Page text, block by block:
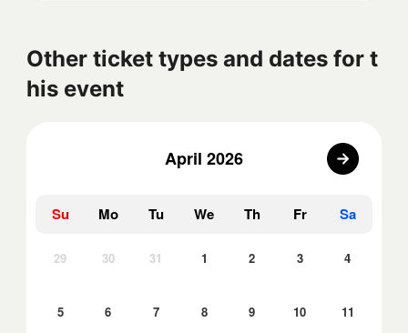
Other ticket types and dates for t
his event
April 2026
Su Mo Tu We Th Fr Sa
29 30 31 1 2 3 4
5 6 7 8 9 10 11